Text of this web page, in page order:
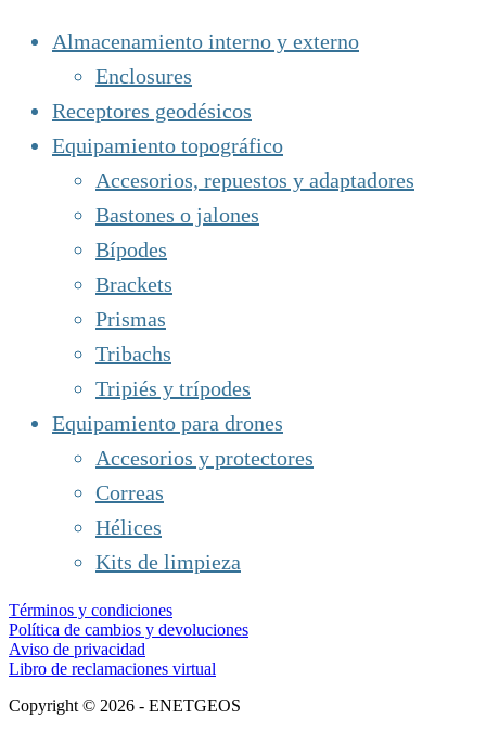
Almacenamiento interno y externo
Enclosures
Receptores geodésicos
Equipamiento topográfico
Accesorios, repuestos y adaptadores
Bastones o jalones
Bípodes
Brackets
Prismas
Tribachs
Tripiés y trípodes
Equipamiento para drones
Accesorios y protectores
Correas
Hélices
Kits de limpieza
Términos y condiciones
Política de cambios y devoluciones
Aviso de privacidad
Libro de reclamaciones virtual
Copyright © 2026 - ENETGEOS